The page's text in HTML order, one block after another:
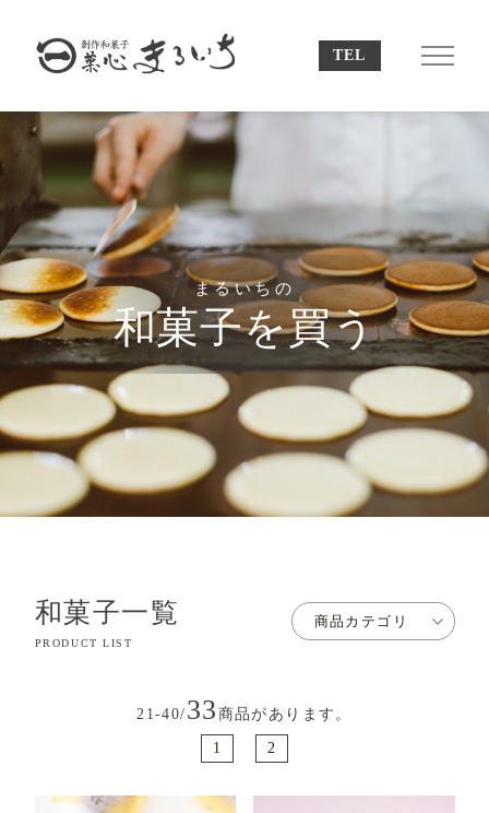
まるいちの
和菓子を買う
和菓子一覧
PRODUCT LIST
商品カテゴリ
21-40/ 33 商品があります。
1 2